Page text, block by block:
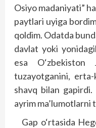
Osiyo madaniyati”
paytlari uyiga
qoldim. Odatda
davlat yoki
esa O‘zbekiston
tuzayotganini, erta-
shavq bilan
ayrim
Gap o‘rtasida